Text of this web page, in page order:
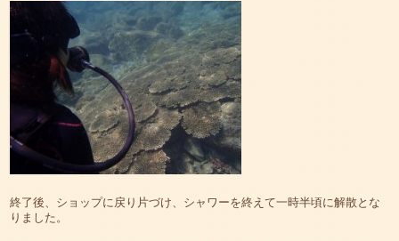
終了後、ショップに戻り片づけ、シャワーを終えて一時半頃に解散とな
りました。